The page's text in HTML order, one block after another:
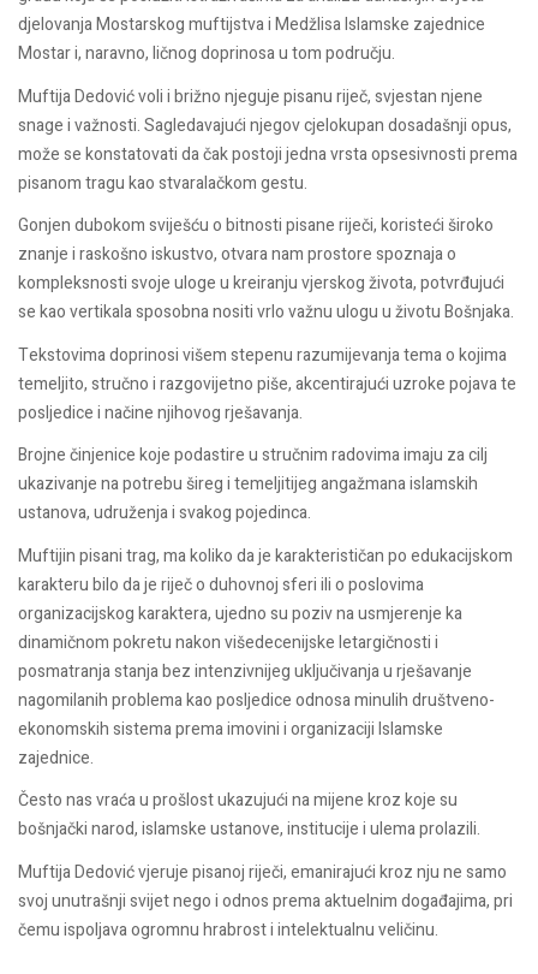
djelovanja Mostarskog muftijstva i Medžlisa Islamske zajednice
Mostar i, naravno, ličnog doprinosa u tom području.
Muftija Dedović voli i brižno njeguje pisanu riječ, svjestan njene
snage i važnosti. Sagledavajući njegov cjelokupan dosadašnji opus,
može se konstatovati da čak postoji jedna vrsta opsesivnosti prema
pisanom tragu kao stvaralačkom gestu.
Gonjen dubokom sviješću o bitnosti pisane riječi, koristeći široko
znanje i raskošno iskustvo, otvara nam prostore spoznaja o
kompleksnosti svoje uloge u kreiranju vjerskog života, potvrđujući
se kao vertikala sposobna nositi vrlo važnu ulogu u životu Bošnjaka.
Tekstovima doprinosi višem stepenu razumijevanja tema o kojima
temeljito, stručno i razgovijetno piše, akcentirajući uzroke pojava te
posljedice i načine njihovog rješavanja.
Brojne činjenice koje podastire u stručnim radovima imaju za cilj
ukazivanje na potrebu šireg i temeljitijeg angažmana islamskih
ustanova, udruženja i svakog pojedinca.
Muftijin pisani trag, ma koliko da je karakterističan po edukacijskom
karakteru bilo da je riječ o duhovnoj sferi ili o poslovima
organizacijskog karaktera, ujedno su poziv na usmjerenje ka
dinamičnom pokretu nakon višedecenijske letargičnosti i
posmatranja stanja bez intenzivnijeg uključivanja u rješavanje
nagomilanih problema kao posljedice odnosa minulih društveno-
ekonomskih sistema prema imovini i organizaciji Islamske
zajednice.
Često nas vraća u prošlost ukazujući na mijene kroz koje su
bošnjački narod, islamske ustanove, institucije i ulema prolazili.
Muftija Dedović vjeruje pisanoj riječi, emanirajući kroz nju ne samo
svoj unutrašnji svijet nego i odnos prema aktuelnim događajima, pri
čemu ispoljava ogromnu hrabrost i intelektualnu veličinu.